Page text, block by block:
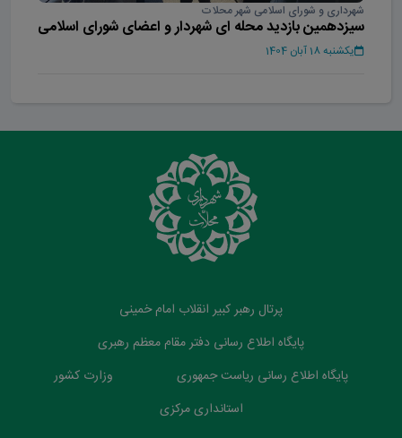
شهرداری و شورای اسلامی شهر محلات
سیزدهمین بازدید محله ای شهردار و اعضای شورای اسلامی
شهر محلات
یکشنبه 18 آبان 1404
پرتال رهبر کبیر انقلاب امام خمینی
پایگاه اطلاع رسانی دفتر مقام معظم رهبری
پایگاه اطلاع رسانی ریاست جمهوری
وزارت کشور
استانداری مرکزی